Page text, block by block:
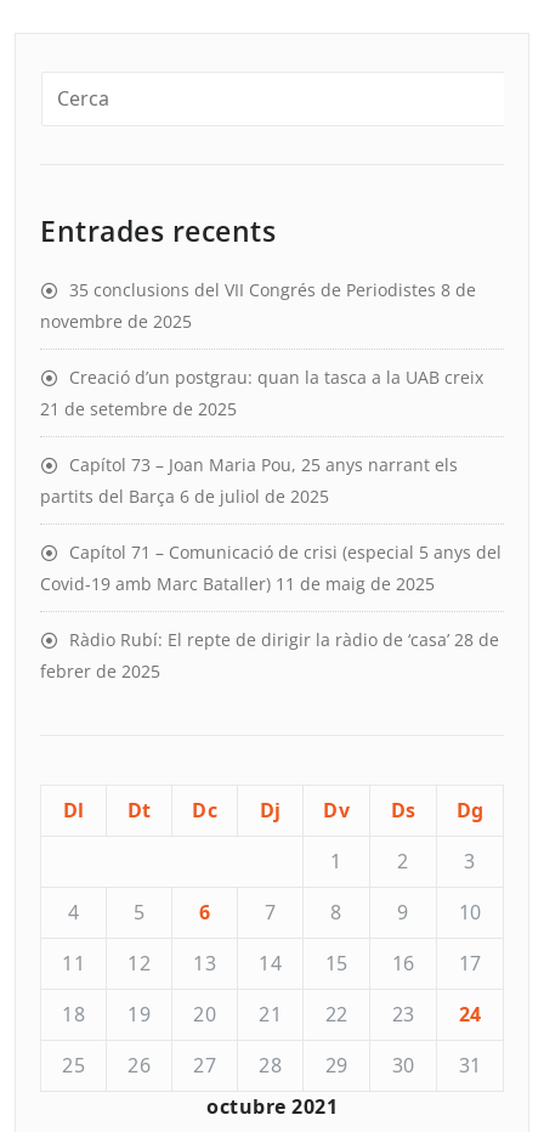
Entrades recents
35 conclusions del VII Congrés de Periodistes 8 de
novembre de 2025
Creació d’un postgrau: quan la tasca a la UAB creix
21 de setembre de 2025
Capítol 73 – Joan Maria Pou, 25 anys narrant els
partits del Barça 6 de juliol de 2025
Capítol 71 – Comunicació de crisi (especial 5 anys del
Covid-19 amb Marc Bataller) 11 de maig de 2025
Ràdio Rubí: El repte de dirigir la ràdio de ‘casa’ 28 de
febrer de 2025
octubre 2021
Dl Dt Dc Dj Dv Ds
Dg
1
2
3
4
5 6 7 8 9
10
11
12 13 14 15 16
17
18
19 20 21 22 23
24
25
26 27 28 29 30 31